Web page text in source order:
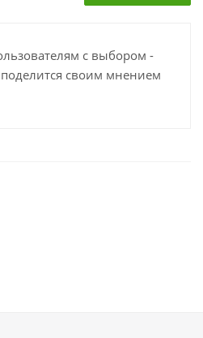
с выбором -
своим мнением